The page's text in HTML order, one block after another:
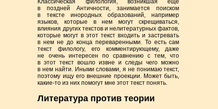
в поздней Античности, занимается поиском
в тексте инородных образований, например
языков, которые в нем могут скрещиваться,
влияния других текстов и нелитературных фактов,
которые могут в этот текст входить и застревать
в нем не до конца переваренными. То есть сам
текст филологу, его комментирующему, даже
не очень интересен по сравнению с тем, что
в этот текст вошло извне и следы чего можно
в нем найти. Иными словами, я не понимаю текст,
поэтому ищу его внешние проекции. Может быть,
какие-то из них помогут мне этот текст понять.
Литература против теории